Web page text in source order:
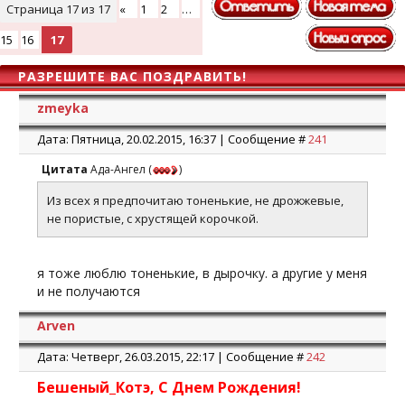
Страница 17из 17 « 1 2
…
15
16 17
РАЗРЕШИТЕ ВАС ПОЗДРАВИТЬ!
zmeyka
Дата: Пятница, 20.02.2015, 16:37 | Сообщение #241
Цитата Ада-Ангел ( )
Из всех я предпочитаю тоненькие, не дрожжевые,
не пористые, с хрустящей корочкой.
я тоже люблю тоненькие, в дырочку. а другие у меня
и не получаются
Arven
Дата: Четверг, 26.03.2015, 22:17 | Сообщение #242
Бешеный_Котэ, С Днем Рождения!